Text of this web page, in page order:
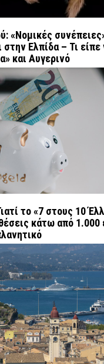
«Νομικές
στην Ελπίδα – Τι είπε
και Αυγερινό
το «7 στους 10
κάτω από 1.000